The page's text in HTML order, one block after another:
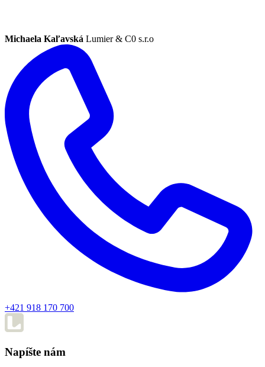
Michaela Kaľavská Lumier & C0 s.r.o
+421 918 170 700
Napíšte nám